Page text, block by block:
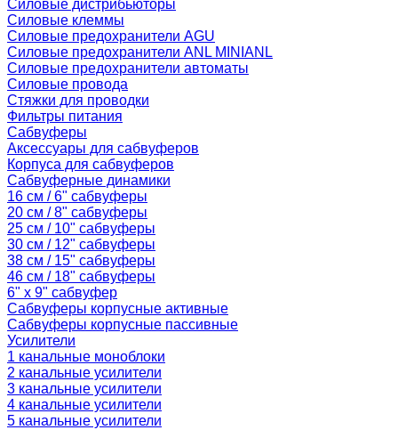
Силовые дистрибьюторы
Силовые клеммы
Силовые предохранители AGU
Силовые предохранители ANL MINIANL
Силовые предохранители автоматы
Силовые провода
Стяжки для проводки
Фильтры питания
Сабвуферы
Аксессуары для сабвуферов
Корпуса для сабвуферов
Сабвуферные динамики
16 см / 6" сабвуферы
20 см / 8" сабвуферы
25 см / 10" сабвуферы
30 см / 12" сабвуферы
38 см / 15" сабвуферы
46 см / 18" сабвуферы
6" x 9" сабвуфер
Сабвуферы корпусные активные
Сабвуферы корпусные пассивные
Усилители
1 канальные моноблоки
2 канальные усилители
3 канальные усилители
4 канальные усилители
5 канальные усилители